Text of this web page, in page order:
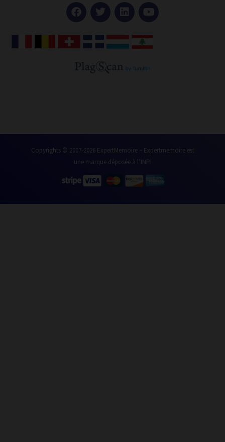
F
a
e
b
o
T
w
t
t
r
L
i
k
e
i
Y
o
t
u
e
Copyrights © 2007-2026 ExpertMemoire – Expertmemoire est
une marque déposée à l’INPI